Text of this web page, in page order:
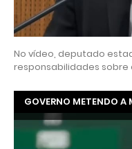
No vídeo, deputado
responsabilidades sobre
GOVERNO METENDO A